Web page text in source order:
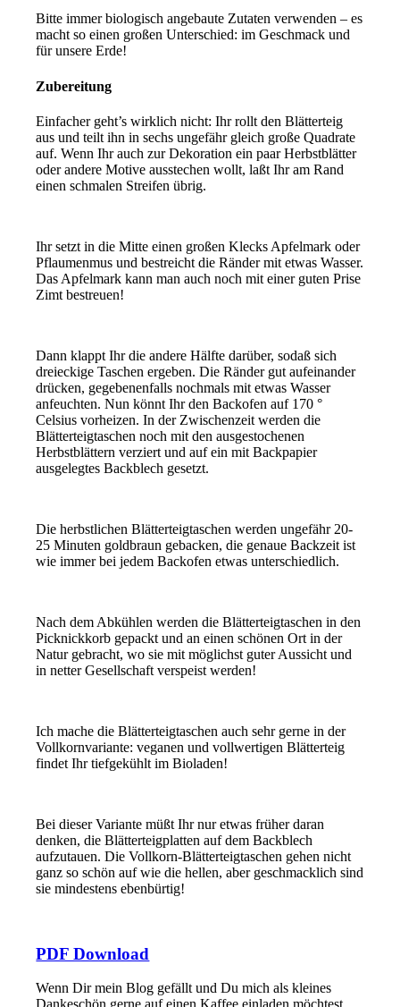
Bitte immer biologisch angebaute Zutaten verwenden – es
macht so einen großen Unterschied: im Geschmack und
für unsere Erde!
Zubereitung
Einfacher geht’s wirklich nicht: Ihr rollt den Blätterteig
aus und teilt ihn in sechs ungefähr gleich große Quadrate
auf. Wenn Ihr auch zur Dekoration ein paar Herbstblätter
oder andere Motive ausstechen wollt, laßt Ihr am Rand
einen schmalen Streifen übrig.
Ihr setzt in die Mitte einen großen Klecks Apfelmark oder
Pflaumenmus und bestreicht die Ränder mit etwas Wasser.
Das Apfelmark kann man auch noch mit einer guten Prise
Zimt bestreuen!
Dann klappt Ihr die andere Hälfte darüber, sodaß sich
dreieckige Taschen ergeben. Die Ränder gut aufeinander
drücken, gegebenenfalls nochmals mit etwas Wasser
anfeuchten. Nun könnt Ihr den Backofen auf 170 °
Celsius vorheizen. In der Zwischenzeit werden die
Blätterteigtaschen noch mit den ausgestochenen
Herbstblättern verziert und auf ein mit Backpapier
ausgelegtes Backblech gesetzt.
Die herbstlichen Blätterteigtaschen werden ungefähr 20-
25 Minuten goldbraun gebacken, die genaue Backzeit ist
wie immer bei jedem Backofen etwas unterschiedlich.
Nach dem Abkühlen werden die Blätterteigtaschen in den
Picknickkorb gepackt und an einen schönen Ort in der
Natur gebracht, wo sie mit möglichst guter Aussicht und
in netter Gesellschaft verspeist werden!
Ich mache die Blätterteigtaschen auch sehr gerne in der
Vollkornvariante: veganen und vollwertigen Blätterteig
findet Ihr tiefgekühlt im Bioladen!
Bei dieser Variante müßt Ihr nur etwas früher daran
denken, die Blätterteigplatten auf dem Backblech
aufzutauen. Die Vollkorn-Blätterteigtaschen gehen nicht
ganz so schön auf wie die hellen, aber geschmacklich sind
sie mindestens ebenbürtig!
PDF Download
Wenn Dir mein Blog gefällt und Du mich als kleines